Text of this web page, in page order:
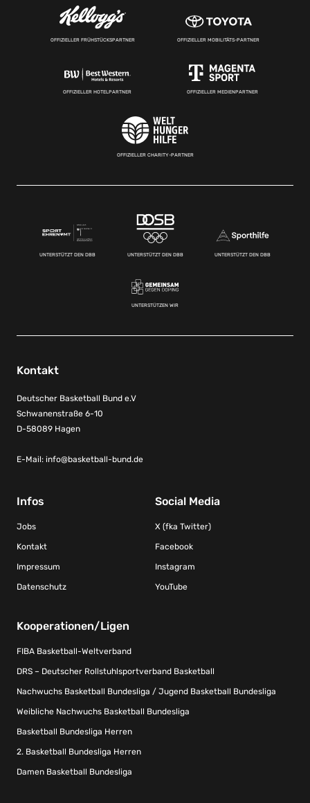
OFFIZIELLER FRÜHSTÜCKSPARTNER OFFIZIELLER MOBILITÄTS-PARTNER
OFFIZIELLER HOTELPARTNER OFFIZIELLER MEDIENPARTNER
OFFIZIELLER CHARITY-PARTNER
UNTERSTÜTZT DEN DBB UNTERSTÜTZT DEN DBB UNTERSTÜTZT DEN DBB
UNTERSTÜTZEN WIR
Kontakt
Deutscher Basketball Bund e.V
Schwanenstraße 6-10
D-58089 Hagen
E-Mail: info@basketball-bund.de
Infos
Jobs
Kontakt
Impressum
Datenschutz
Social Media
X (fka Twitter)
Facebook
Instagram
YouTube
Kooperationen/Ligen
FIBA Basketball-Weltverband
DRS – Deutscher Rollstuhlsportverband Basketball
Nachwuchs Basketball Bundesliga / Jugend Basketball Bundesliga
Weibliche Nachwuchs Basketball Bundesliga
Basketball Bundesliga Herren
2. Basketball Bundesliga Herren
Damen Basketball Bundesliga